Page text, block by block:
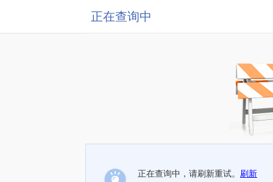
正在查询中
正在查询中，请刷新重试。 刷新